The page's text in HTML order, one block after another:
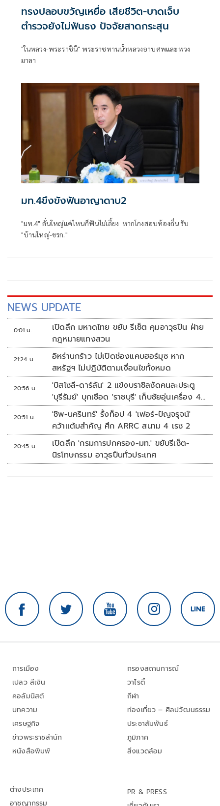
ทรงปลอบขวัญเหยื่อ เสียชีวิต-บาดเจ็บ
ตำรวจยังไม่ฟันธง ปัจจัยสาดกระสุน
"ในหลวง-พระราชินี" พระราชทานน้ำหลวงอาบศพและพวง
มาลา
มท.4ขึงขังฟันอาญาดาบ2
"มท.4" ลั่นใหญ่แค่ไหนก็ฟันไม่เลี้ยง หากโกงสอบท้องถิ่น รับ
"บ้านใหญ่-ขรก."
NEWS UPDATE
0:01 น.
เปิดลึก มหาดไทย ขยับ รีเซ็ต คุมอาวุธปืน ฝ่าย
กฎหมายแทงสวน
21:24 น.
อิหร่านกร้าว ไม่เปิดช่องแคบฮอร์มุซ หาก
สหรัฐฯ ไม่ปฏิบัติตามเงื่อนไขทั้งหมด
20:56 น.
'บิสโซลี-ดาร์ลัน' 2 แข้งบราซิลซัดคนละประตู
'บุรีรัมย์' บุกเชือด 'ราชบุรี' เก็บชัยอุ่นเครื่อง 4
นัดรวด
20:51 น.
'ชิพ-นครินทร์' รั้งท็อป 4 'เฟอร์-ปัญจรุจน์'
คว้าแต้มสำคัญ ศึก ARRC สนาม 4 เรซ 2
20:45 น.
เปิดลึก 'กรมการปกครอง-มท.' ขยับรีเซ็ต-
นิรโทษกรรม อาวุธปืนทั่วประเทศ
การเมือง
เปลว สีเงิน
คอลัมนิสต์
บทความ
เศรษฐกิจ
ข่าวพระราชสำนัก
หนังสือพิมพ์
กรองสถานการณ์
วาไรตี้
กีฬา
ท่องเที่ยว – ศิลปวัฒนธรรม
ประชาสัมพันธ์
ภูมิภาค
สิ่งแวดล้อม
ต่างประเทศ
อาชญากรรม
PR & PRESS